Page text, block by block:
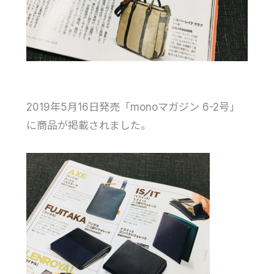
2019年5月16日発売「monoマガジン 6-2号」
に商品が掲載されました。